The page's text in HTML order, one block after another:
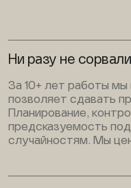
Ни разу не
За 10+ лет работы
позволяет сдавать
Планирование,
предсказуемость
случайностям. Мы